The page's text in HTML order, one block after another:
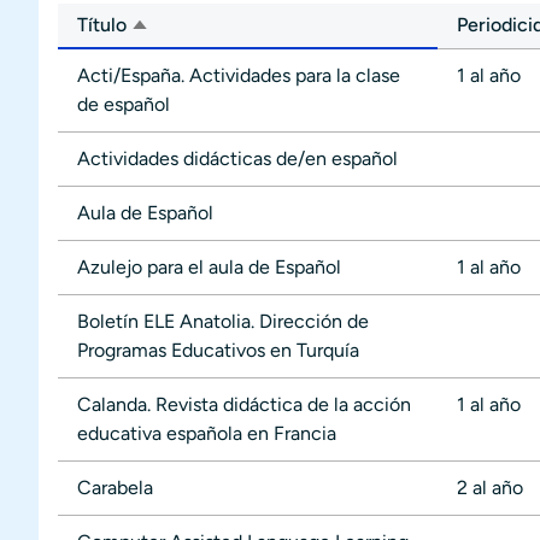
Título Ordenar descendente
Acti/España. Actividades para la clase
de español
1 al año
Actividades didácticas de/en español
Aula de Español
Azulejo para el aula de Español 1 al año
Boletín ELE Anatolia. Dirección de
Programas Educativos en Turquía
Calanda. Revista didáctica de la acción
educativa española en Francia
1 al año
Carabela 2 al año